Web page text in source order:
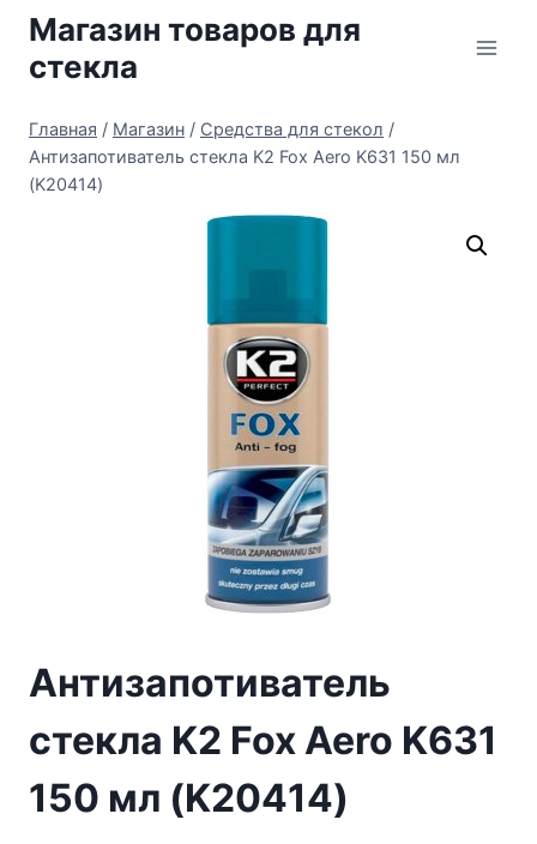
Перейти
содержимому
Магазин товаров для
стекла
Главная / Магазин / Средства для стекол /
Антизапотиватель стекла K2 Fox Aero K631 150 мл
(K20414)
Антизапотиватель
стекла K2 Fox Aero K631
150 мл (K20414)